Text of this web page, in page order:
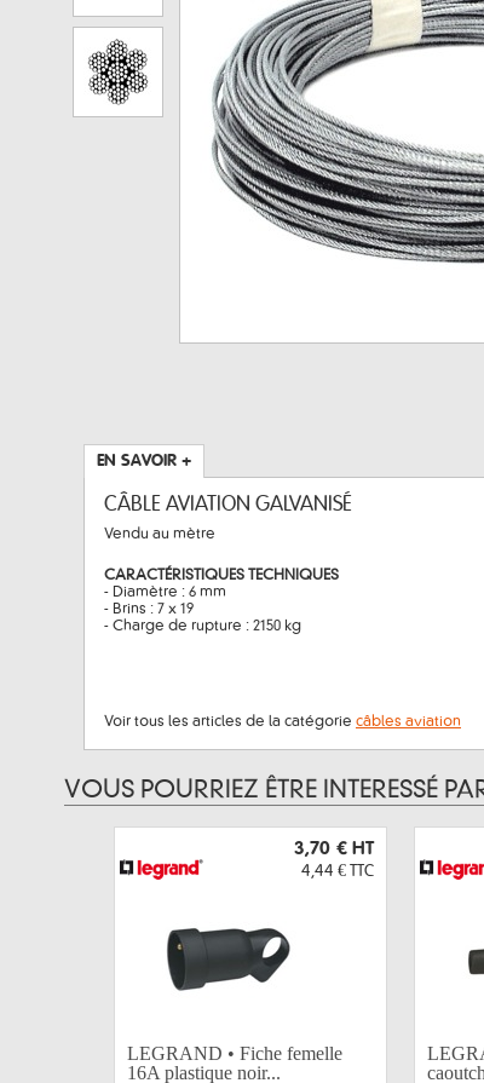
EN SAVOIR +
CÂBLE AVIATION GALVANISÉ
Vendu au mètre
CARACTÉRISTIQUES TECHNIQUES
- Diamètre : 6 mm
- Brins : 7 x 19
- Charge de rupture : 2150 kg
Voir tous les articles de la catégorie câbles aviation
VOUS POURRIEZ ÊTRE INTERESSÉ
3,70 € HT
4,44 € TTC
LEGRAND • Fiche femelle
16A plastique noir...